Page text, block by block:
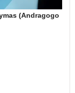
(Andragogo